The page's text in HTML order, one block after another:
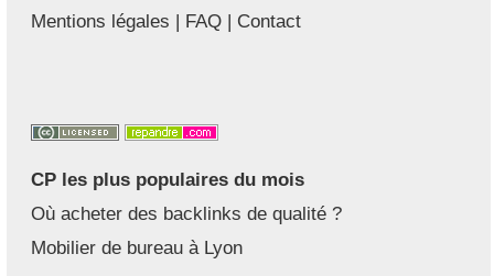
Mentions légales | FAQ | Contact
CP les plus populaires du mois
Où acheter des backlinks de qualité ?
Mobilier de bureau à Lyon